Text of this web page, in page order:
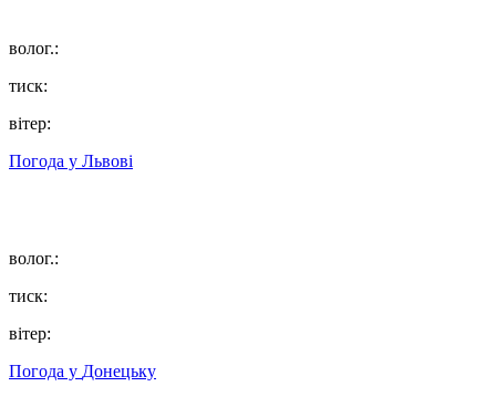
волог.:
тиск:
вітер:
Погода у Львові
волог.:
тиск:
вітер:
Погода у Донецьку